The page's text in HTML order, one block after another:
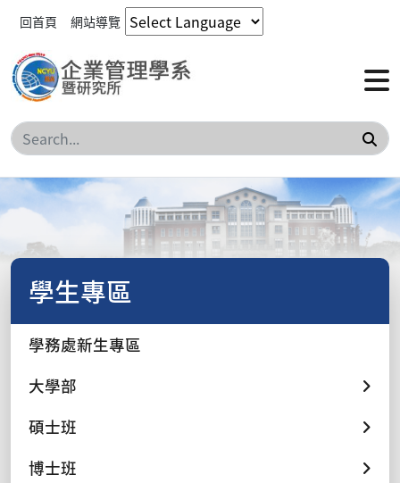
回首頁 網站導覽
搜
學生專區
學務處新生專區
大學部
碩士班
博士班